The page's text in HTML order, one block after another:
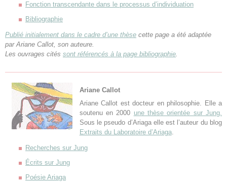
Fonction transcendante dans le processus d’individuation
Bibliographie
Publié initialement dans le cadre d’une thèse cette page a été adaptée
par Ariane Callot, son auteure.
Les ouvrages cités sont référencés à la page bibliographie.
Ariane Callot
Ariane Callot est docteur en philosophie. Elle a
soutenu en 2000 une thèse orientée sur Jung.
Sous le pseudo d’Ariaga elle est l’auteur du blog
Extraits du Laboratoire d’Ariaga.
Recherches sur Jung
Écrits sur Jung
Poésie Ariaga